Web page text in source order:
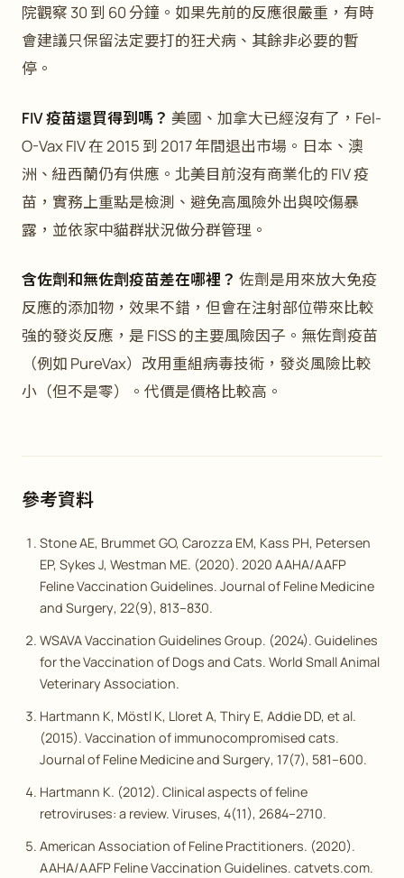
院觀察 30 到 60 分鐘。如果先前的反應很嚴重，有時
會建議只保留法定要打的狂犬病、其餘非必要的暫
停。
FIV 疫苗還買得到嗎？ 美國、加拿大已經沒有了，Fel-
O-Vax FIV 在 2015 到 2017 年間退出市場。日本、澳
洲、紐西蘭仍有供應。北美目前沒有商業化的 FIV 疫
苗，實務上重點是檢測、避免高風險外出與咬傷暴
露，並依家中貓群狀況做分群管理。
含佐劑和無佐劑疫苗差在哪裡？ 佐劑是用來放大免疫
反應的添加物，效果不錯，但會在注射部位帶來比較
強的發炎反應，是 FISS 的主要風險因子。無佐劑疫苗
（例如 PureVax）改用重組病毒技術，發炎風險比較
小（但不是零）。代價是價格比較高。
參考資料
Stone AE, Brummet GO, Carozza EM, Kass PH, Petersen
EP, Sykes J, Westman ME. (2020). 2020 AAHA/AAFP
Feline Vaccination Guidelines. Journal of Feline Medicine
and Surgery, 22(9), 813–830.
WSAVA Vaccination Guidelines Group. (2024). Guidelines
for the Vaccination of Dogs and Cats. World Small Animal
Veterinary Association.
Hartmann K, Möstl K, Lloret A, Thiry E, Addie DD, et al.
(2015). Vaccination of immunocompromised cats.
Journal of Feline Medicine and Surgery, 17(7), 581–600.
Hartmann K. (2012). Clinical aspects of feline
retroviruses: a review. Viruses, 4(11), 2684–2710.
American Association of Feline Practitioners. (2020).
AAHA/AAFP Feline Vaccination Guidelines. catvets.com.